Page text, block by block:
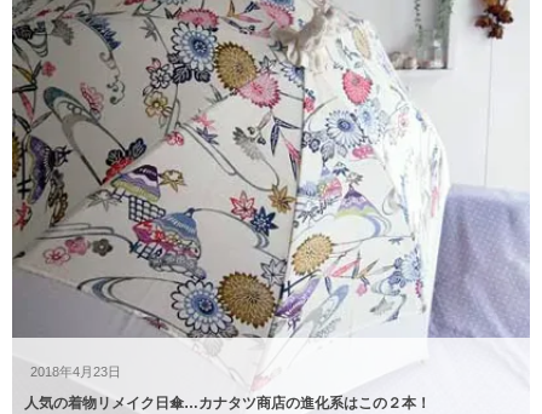
2018年4月23日
人気の着物リメイク日傘…カナタツ商店の進化系はこの２本！